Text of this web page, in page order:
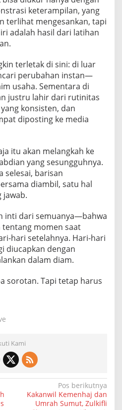
keterampilan, yang
terlihat mengesankan, tapi
adalah hasil dari latihan
terletak di sini: di luar
perubahan instan—
usaha. Sementara di
justru lahir dari rutinitas
konsisten, dan
diposting ke media
itu akan melangkah ke
yang sesungguhnya.
selesai, barisan
diambil, satu hal
jawab.
inti dari semuanya—bahwa
momen saat
hari setelahnya. Hari-hari
diucapkan dengan
dalam diam.
sorotan. Tapi tetap harus
Kami
Pos berikutnya
Kakanwil Kemenhaj dan
Umrah Sumut, Zulkifli